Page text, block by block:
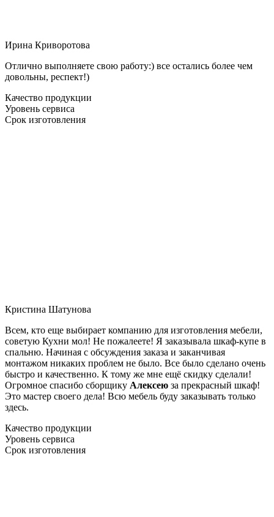
Ирина Криворотова
Отлично выполняете свою работу:) все остались более чем
довольны, респект!)
Качество продукции
Уровень сервиса
Срок изготовления
Кристина Шатунова
Всем, кто еще выбирает компанию для изготовления мебели,
советую Кухни мол! Не пожалеете! Я заказывала шкаф-купе в
спальню. Начиная с обсуждения заказа и заканчивая
монтажом никаких проблем не было. Все было сделано очень
быстро и качественно. К тому же мне ещё скидку сделали!
Огромное спасибо сборщику Алексею за прекрасный шкаф!
Это мастер своего дела! Всю мебель буду заказывать только
здесь.
Качество продукции
Уровень сервиса
Срок изготовления